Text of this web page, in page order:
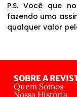
P.S. Você que
fazendo uma
qualquer valor
SOBRE A
Quem Somos
Nossa História